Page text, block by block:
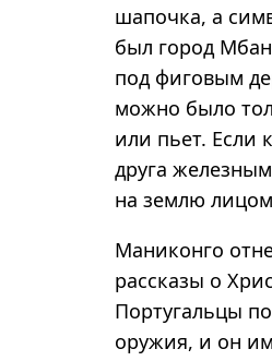
шапочка, а
был город
под фиговым
можно было
или пьет. Если
друга
на землю
Маниконго
рассказы о
Португальцы
оружия, и он